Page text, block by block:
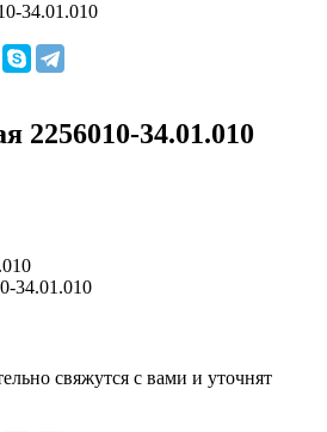
34.01.010
2256010-34.01.010
34.01.010
свяжутся с вами и уточнят